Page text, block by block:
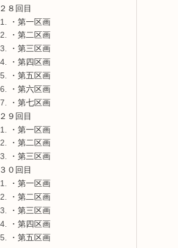
２８回目
・第一区画
・第二区画
・第三区画
・第四区画
・第五区画
・第六区画
・第七区画
２９回目
・第一区画
・第二区画
・第三区画
３０回目
・第一区画
・第二区画
・第三区画
・第四区画
・第五区画